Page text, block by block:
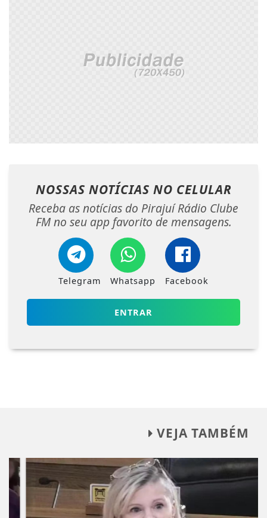
NOSSAS NOTÍCIAS NO CELULAR
Receba as notícias do Pirajuí Rádio Clube
FM no seu app favorito de mensagens.
Telegram Whatsapp Facebook
ENTRAR
VEJA TAMBÉM